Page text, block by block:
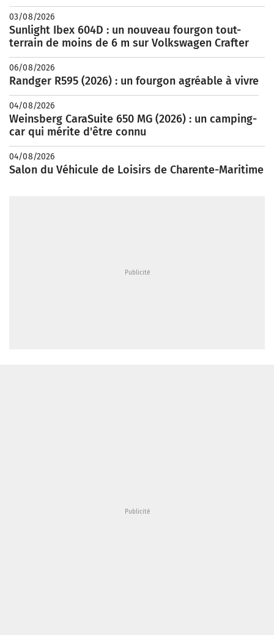
03/08/2026
Sunlight Ibex 604D : un nouveau fourgon tout-
terrain de moins de 6 m sur Volkswagen Crafter
06/08/2026
Randger R595 (2026) : un fourgon agréable à vivre
04/08/2026
Weinsberg CaraSuite 650 MG (2026) : un camping-
car qui mérite d'être connu
04/08/2026
Salon du Véhicule de Loisirs de Charente-Maritime